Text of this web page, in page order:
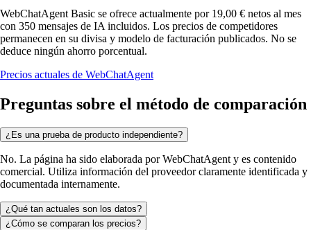
WebChatAgent Basic se ofrece actualmente por 19,00 € netos al mes
con 350 mensajes de IA incluidos. Los precios de competidores
permanecen en su divisa y modelo de facturación publicados. No se
deduce ningún ahorro porcentual.
Precios actuales de WebChatAgent
Preguntas sobre el método de comparación
¿Es una prueba de producto independiente?
No. La página ha sido elaborada por WebChatAgent y es contenido
comercial. Utiliza información del proveedor claramente identificada y
documentada internamente.
¿Qué tan actuales son los datos?
¿Cómo se comparan los precios?